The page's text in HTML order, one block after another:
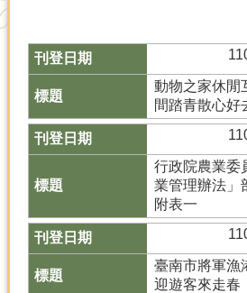
簡
業
動物之家休閒
間踏青散心好
行政院農業委
業管理辦法」
附表一
臺南市將軍漁
迎遊客來走春